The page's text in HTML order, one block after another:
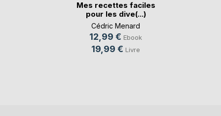
Mes recettes faciles
pour les dive(...)
Cédric Menard
12,99 € Ebook
19,99 € Livre